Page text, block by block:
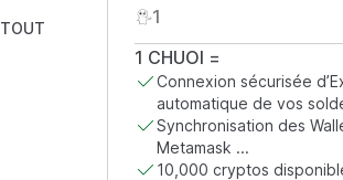
TOUT
1 CHUOI =
Connexion sécurisée
automatique de vos
Synchronisation des
Metamask ...
10,000 cryptos